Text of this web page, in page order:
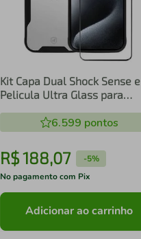
Kit Capa Dual Shock Sense e
Pelicula Ultra Glass para
6.599 pontos
R$188,07 -5%
No pagamento com Pix
Adicionar ao carrinho